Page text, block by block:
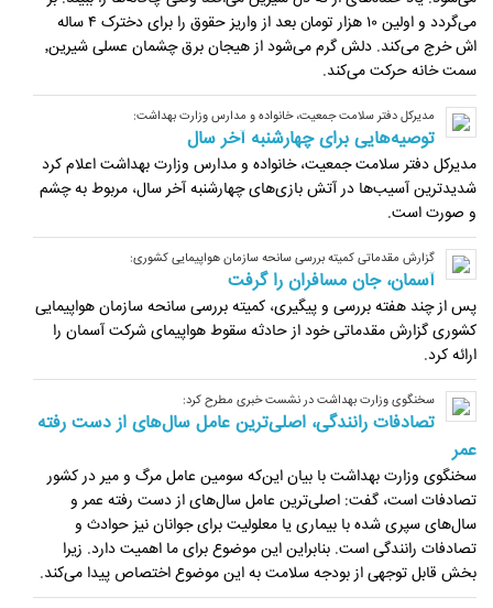
می‌گردد و اولین ۱۰ هزار تومان بعد از واریز حقوق را برای دخترک ۴ ساله
‌اش خرج می‌کند. دلش گرم می‌شود از هیجان برق چشمان عسلی شیرین٬
سمت خانه حرکت می‌کند.
مدیرکل دفتر سلامت جمعیت، خانواده و مدارس وزارت بهداشت:
توصیه‌هایی برای چهارشنبه آخر سال
مدیرکل دفتر سلامت جمعیت، خانواده و مدارس وزارت بهداشت اعلام کرد
شدیدترین آسیب‌ها در آتش بازی‌های چهارشنبه آخر سال، مربوط به چشم
و صورت است.
گزارش مقدماتی کمیته بررسی سانحه سازمان هواپیمایی کشوری:
آسمان، جان مسافران را گرفت
پس از چند هفته بررسی و پیگیری، کمیته بررسی سانحه سازمان هواپیمایی
کشوری گزارش مقدماتی خود از حادثه سقوط هواپیمای شرکت آسمان را
ارائه کرد.
سخنگوی وزارت بهداشت در نشست خبری مطرح کرد:
تصادفات رانندگی، اصلی‌ترین عامل سال‌های از دست رفته
عمر
سخنگوی وزارت بهداشت با بیان این‌که سومین عامل مرگ و میر در کشور
تصادفات است، گفت: اصلی‌ترین عامل سال‌های از دست رفته عمر و
سال‌های سپری شده با بیماری یا معلولیت برای جوانان نیز حوادث و
تصادفات رانندگی است. بنابراین این موضوع برای ما اهمیت دارد. زیرا
بخش قابل توجهی از بودجه سلامت به این موضوع اختصاص پیدا می‌کند.